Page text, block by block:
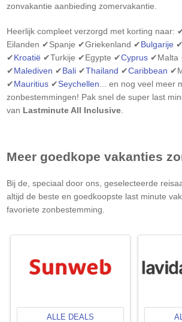
zonvakantie aanbieding zomervakantie.
Heerlijk compleet verzorgd met korting naar:
Eilanden ✔Spanje ✔Griekenland ✔Bulgarije ✔
✔Kroatië ✔Turkije ✔Egypte ✔Cyprus ✔Malta
✔Malediven ✔Bali ✔Thailand ✔Caribbean
✔Mauritius ✔Seychellen ... en nog veel meer
zonbestemmingen! Pak snel de super last
van Lastminute All Inclusive
Meer goedkope vakanties
Bij de, speciaal door ons, geselecteerde
altijd de beste en goedkoopste last minute
favoriete zonbestemming.
ALLE DEALS